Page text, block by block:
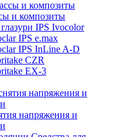
и композиты
IPS Ivocolor
IPS e.max
IPS InLine A-D
CZR
EX-3
напряжения и